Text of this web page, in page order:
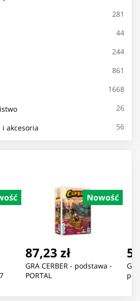
281
44
244
861
1668
26
akcesoria 56
Nowość
87,23 zł
GRA CERBER - podstawa -
PORTAL